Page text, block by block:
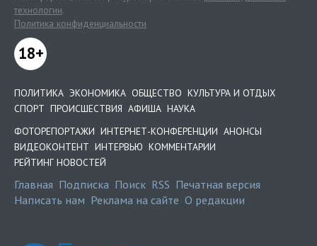
технологии.
Политика конфиденциальности
18+
ПОЛИТИКА ЭКОНОМИКА ОБЩЕСТВО КУЛЬТУРА И ОТДЫХ
СПОРТ ПРОИСШЕСТВИЯ АФИША НАУКА
ФОТОРЕПОРТАЖИ ИНТЕРНЕТ-КОНФЕРЕНЦИИ АНОНСЫ
ВИДЕОКОНТЕНТ ИНТЕРВЬЮ КОММЕНТАРИИ
РЕЙТИНГ НОВОСТЕЙ
Главная Подписка Поиск RSS Печатная версия
Написать нам Реклама на сайте О редакции